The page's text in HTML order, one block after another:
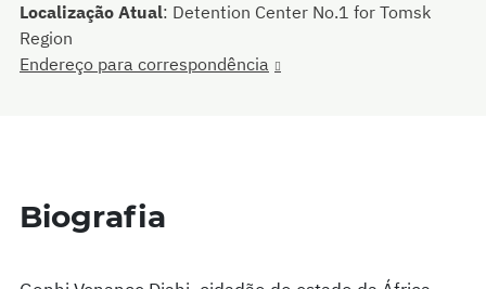
Localização Atual: Detention Center No.1 for Tomsk
Region
Endereço para correspondência
Biografia